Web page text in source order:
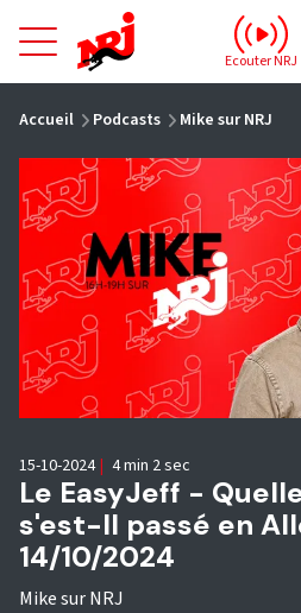
NRJ - Accueil
Ecouter NRJ
Accueil Podcasts Mike sur NRJ
Le EasyJeff -
s'est-ll passé en
14/10/2024
Mike sur NRJ
15-10-2024 | 4 min 2 sec